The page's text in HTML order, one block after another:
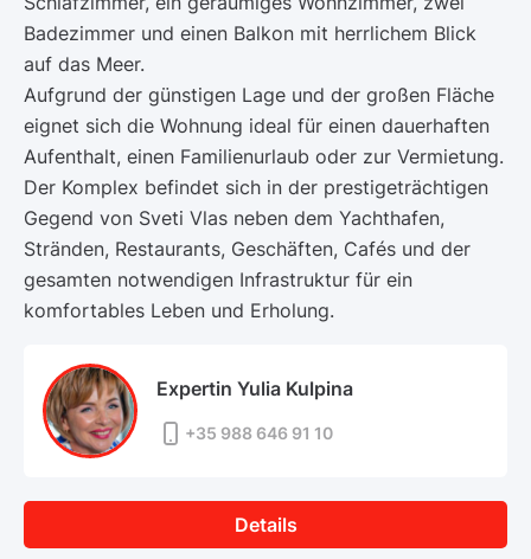
Badezimmer und einen Balkon mit herrlichem Blick
auf das Meer.
Aufgrund der günstigen Lage und der großen Fläche
eignet sich die Wohnung ideal für einen dauerhaften
Aufenthalt, einen Familienurlaub oder zur Vermietung.
Der Komplex befindet sich in der prestigeträchtigen
Gegend von Sveti Vlas neben dem Yachthafen,
Stränden, Restaurants, Geschäften, Cafés und der
gesamten notwendigen Infrastruktur für ein
komfortables Leben und Erholung.
Expertin Yulia Kulpina
+35 988 646 91 10
Details